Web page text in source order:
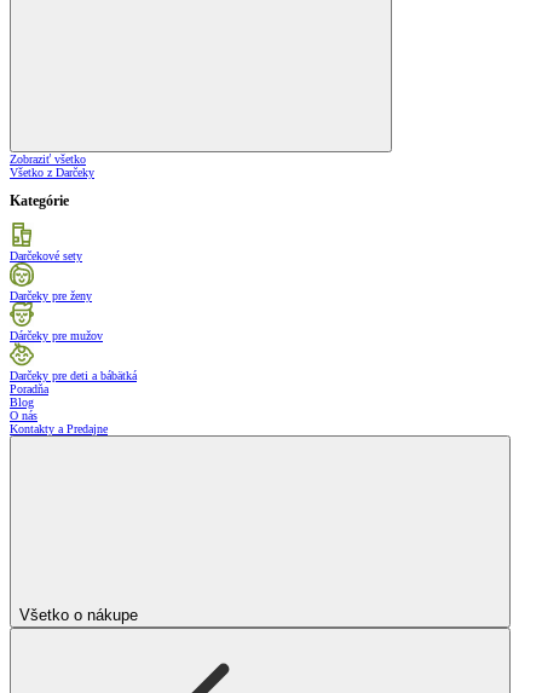
Zobraziť všetko
Všetko z Darčeky
Kategórie
Darčekové sety
Darčeky pre ženy
Dárčeky pre mužov
Darčeky pre deti a bábätká
Poradňa
Blog
O nás
Kontakty a Predajne
Všetko o nákupe